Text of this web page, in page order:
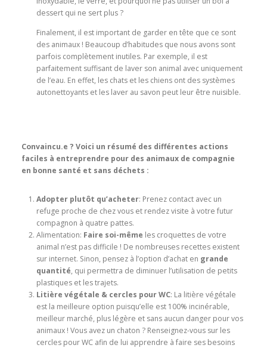
dessert qui ne sert plus ?
Finalement, il est important de garder en tête que ce sont
des animaux ! Beaucoup d’habitudes que nous avons sont
parfois complètement inutiles. Par exemple, il est
parfaitement suffisant de laver son animal avec uniquement
de l’eau. En effet, les chats et les chiens ont des systèmes
autonettoyants et les laver au savon peut leur être nuisible.
Convaincu.e ? Voici un résumé des différentes actions
faciles à entreprendre pour des animaux de compagnie
en bonne santé et sans déchets :
Adopter plutôt qu’acheter: Prenez contact avec un
refuge proche de chez vous et rendez visite à votre futur
compagnon à quatre pattes.
Alimentation: Faire soi-même les croquettes de votre
animal n’est pas difficile ! De nombreuses recettes existent
sur internet. Sinon, pensez à l’option d’achat en grande
quantité, qui permettra de diminuer l’utilisation de petits
plastiques et les trajets.
Litière végétale & cercles pour WC: La litière végétale
est la meilleure option puisqu’elle est 100% incinérable,
meilleur marché, plus légère et sans aucun danger pour vos
animaux ! Vous avez un chaton ? Renseignez-vous sur les
cercles pour WC afin de lui apprendre à faire ses besoins